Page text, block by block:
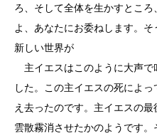
ろ、そして全体を生かすとこ
よ、あなたにお委ねします。そ
新しい世界が
主イエスはこのように大声で
した。この主イエスの死によ
え去ったのです。主イエスの最
雲散霧消させたかのようです